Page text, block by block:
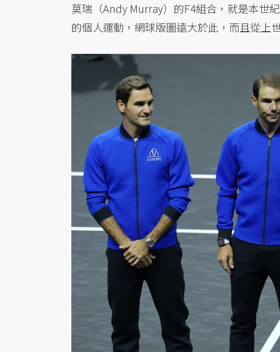
莫瑞（Andy Murray）的F4組合，就是本世
的個人運動，網球版圖遠大於此，而且從上